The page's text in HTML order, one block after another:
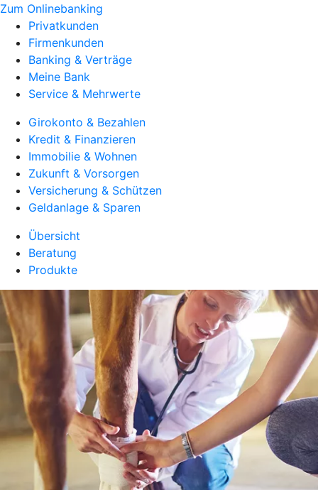
Zum Onlinebanking
Privatkunden
Firmenkunden
Banking & Verträge
Meine Bank
Service & Mehrwerte
Girokonto & Bezahlen
Kredit & Finanzieren
Immobilie & Wohnen
Zukunft & Vorsorgen
Versicherung & Schützen
Geldanlage & Sparen
Übersicht
Beratung
Produkte